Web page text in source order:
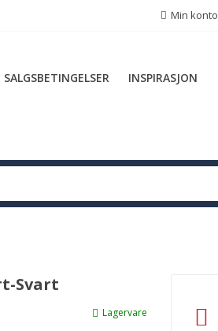
Min konto
SALGSBETINGELSER INSPIRASJON
Svart
Lagervare